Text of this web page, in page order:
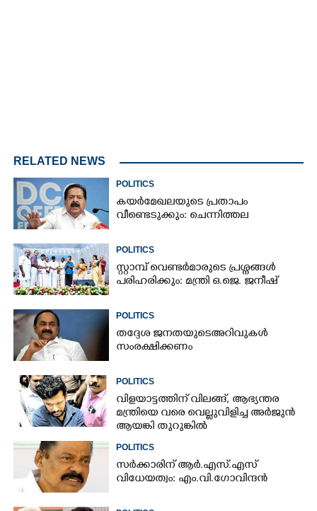
RELATED NEWS
POLITICS
കയർമേഖലയുടെ പ്രതാപം
വീണ്ടെടുക്കും: ചെന്നിത്തല
POLITICS
സ്റ്റാമ്പ് വെണ്ടർമാരുടെ പ്രശ്നങ്ങൾ
പരിഹരിക്കും: മന്ത്രി ഒ.ജെ. ജനീഷ്
POLITICS
തദ്ദേശ ജനതയുടെ അറിവുകൾ
സംരക്ഷിക്കണം
POLITICS
വിളയാട്ടത്തിന് വിലങ്ങ്, ആഭ്യന്തര
മന്ത്രിയെ വരെ വെല്ലുവിളിച്ച അർജുൻ
ആയങ്കി തുറുങ്കിൽ
POLITICS
സർക്കാരിന് ആർ.എസ്‌.എസ്‌
വിധേയത്വം: എം.വി.ഗോവിന്ദൻ